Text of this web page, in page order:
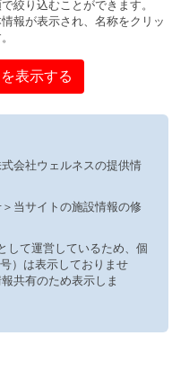
絞り込むことができます。
報が表示され、名称をクリッ
表示する
会社ウェルネスの提供情
当サイトの施設情報の修
して運営しているため、個
）は表示しておりませ
共有のため表示しま